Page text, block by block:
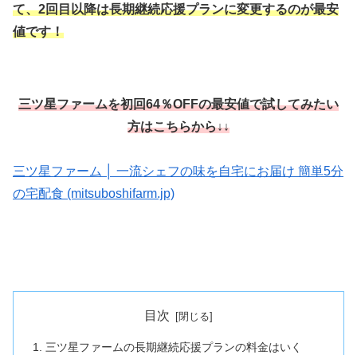
て、2回目以降は長期継続応援プランに変更するのが最安
値です！
三ツ星ファームを初回64％OFFの最安値で試してみたい
方はこちらから↓↓
三ツ星ファーム │ 一流シェフの味を自宅にお届け 簡単5分
の宅配食 (mitsuboshifarm.jp)
目次
三ツ星ファームの長期継続応援プランの料金はいく